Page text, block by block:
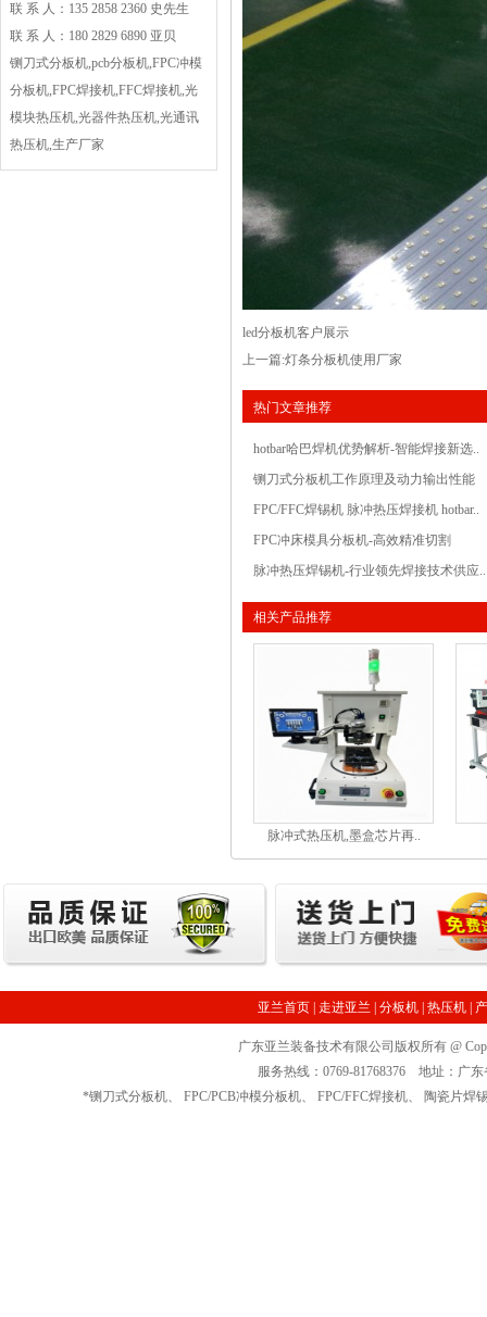
联 系 人：135 2858 2360 史先生
联 系 人：180 2829 6890 亚贝
铡刀式分板机,pcb分板机,FPC冲模
分板机,FPC焊接机,FFC焊接机,光
模块热压机,光器件热压机,光通讯
热压机,生产厂家
led分板机客户展示
上一篇:灯条分板机使用厂家
热门文章推荐
hotbar哈巴焊机优势解析-智能焊接新选..
铡刀式分板机工作原理及动力输出性能
FPC/FFC焊锡机 脉冲热压焊接机 hotbar..
FPC冲床模具分板机-高效精准切割
脉冲热压焊锡机-行业领先焊接技术供应..
相关产品推荐
脉冲式热压机,墨盒芯片再..
亚兰首页 走进亚兰 分板机 热压机
广东亚兰装备技术有限公司版权所有 @
服务热线：0769-81768376 地址：广
*铡刀式分板机、 FPC/PCB冲模分板机、 FPC/FFC焊接机、 陶瓷片焊